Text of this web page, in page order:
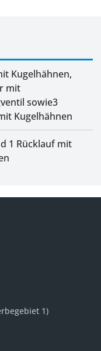
Kugelhähnen,
mit
sowie3
Kugelhähnen
1 Rücklauf mit
1)